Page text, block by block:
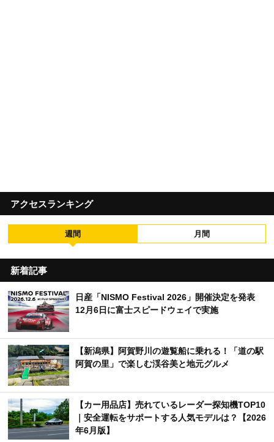
アクセスランキング
週間 月間
新着記事
日産「NISMO Festival 2026」開催決定を発表
12月6日に富士スピードウェイで実施
【新潟県】阿賀野川の遊覧船に乗れる！「道の駅
阿賀の里」で楽しむ渓谷美と地元グルメ
【カー用品店】売れているレーダー探知機TOP10
｜安全運転をサポートする人気モデルは？【2026
年6月版】